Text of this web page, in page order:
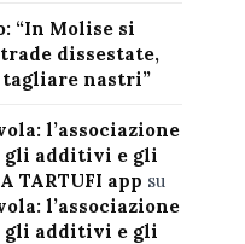
“In Molise si
dissestate,
tagliare nastri”
l’associazione
gli additivi e gli
TARTUFI app su
l’associazione
gli additivi e gli